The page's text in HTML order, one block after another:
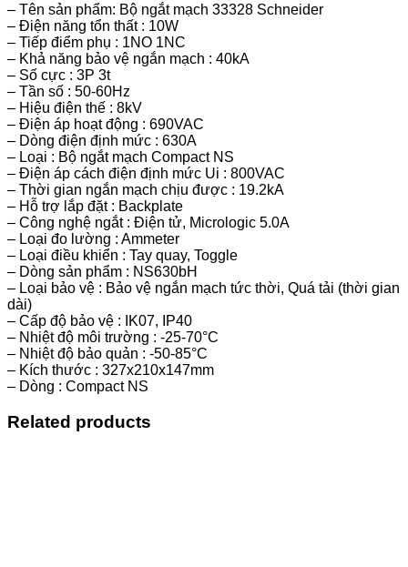
– Tên sản phẩm: Bộ ngắt mạch 33328 Schneider
– Điện năng tổn thất : 10W
– Tiếp điểm phụ : 1NO 1NC
– Khả năng bảo vệ ngắn mạch : 40kA
– Số cực : 3P 3t
– Tần số : 50-60Hz
– Hiệu điện thế : 8kV
– Điện áp hoạt động : 690VAC
– Dòng điện định mức : 630A
– Loại : Bộ ngắt mạch Compact NS
– Điện áp cách điện định mức Ui : 800VAC
– Thời gian ngắn mạch chịu được : 19.2kA
– Hỗ trợ lắp đặt : Backplate
– Công nghệ ngắt : Điện tử, Micrologic 5.0A
– Loại đo lường : Ammeter
– Loại điều khiển : Tay quay, Toggle
– Dòng sản phẩm : NS630bH
– Loại bảo vệ : Bảo vệ ngắn mạch tức thời, Quá tải (thời gian
dài)
– Cấp độ bảo vệ : IK07, IP40
– Nhiệt độ môi trường : -25-70°C
– Nhiệt độ bảo quản : -50-85°C
– Kích thước : 327x210x147mm
– Dòng : Compact NS
Related products